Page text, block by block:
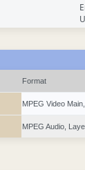
Format
MPEG Video
MPEG Audio,